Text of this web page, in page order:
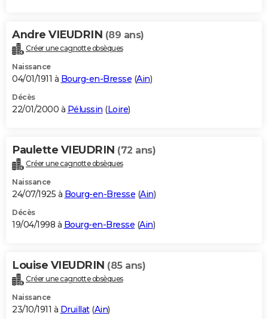
Andre VIEUDRIN (89 ans)
Créer une cagnotte obsèques
Naissance
04/01/1911 à Bourg-en-Bresse (Ain)
Décès
22/01/2000 à Pélussin (Loire)
Paulette VIEUDRIN (72 ans)
Créer une cagnotte obsèques
Naissance
24/07/1925 à Bourg-en-Bresse (Ain)
Décès
19/04/1998 à Bourg-en-Bresse (Ain)
Louise VIEUDRIN (85 ans)
Créer une cagnotte obsèques
Naissance
23/10/1911 à Druillat(Ain)